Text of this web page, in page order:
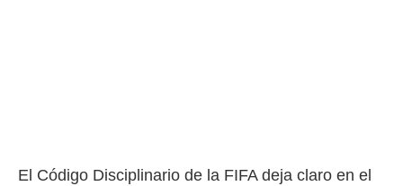
El Código Disciplinario de la FIFA deja claro en el